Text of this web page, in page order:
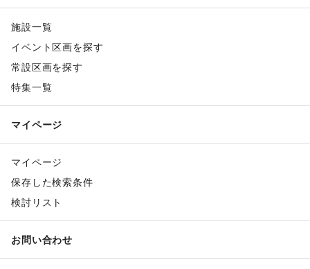
施設一覧
イベント区画を探す
常設区画を探す
特集一覧
マイページ
マイページ
保存した検索条件
検討リスト
お問い合わせ